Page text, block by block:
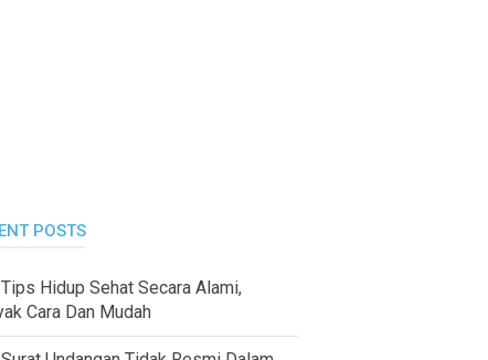
POSTS
Hidup Sehat Secara Alami,
Cara Dan Mudah